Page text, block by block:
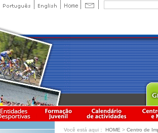
Você está aqui： HOME > Centro de